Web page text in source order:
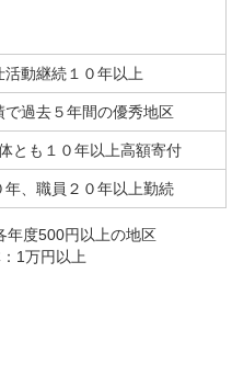
活動継続１０年以上
で過去５年間の優秀地区
とも１０年以上高額寄付
年、職員２０年以上勤続
度500円以上の地区
1万円以上